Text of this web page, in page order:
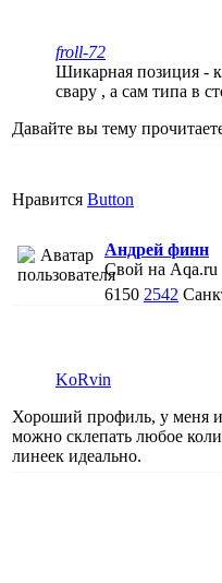
froll-72
Шикарная позиция -
свару , а сам типа в
Давайте вы тему
Нравится Button
Андрей финн
Свой на Aqa.ru
6150 2542
KoRvin
Хороший профиль, у меня
можно склепать любое
линеек идеально.